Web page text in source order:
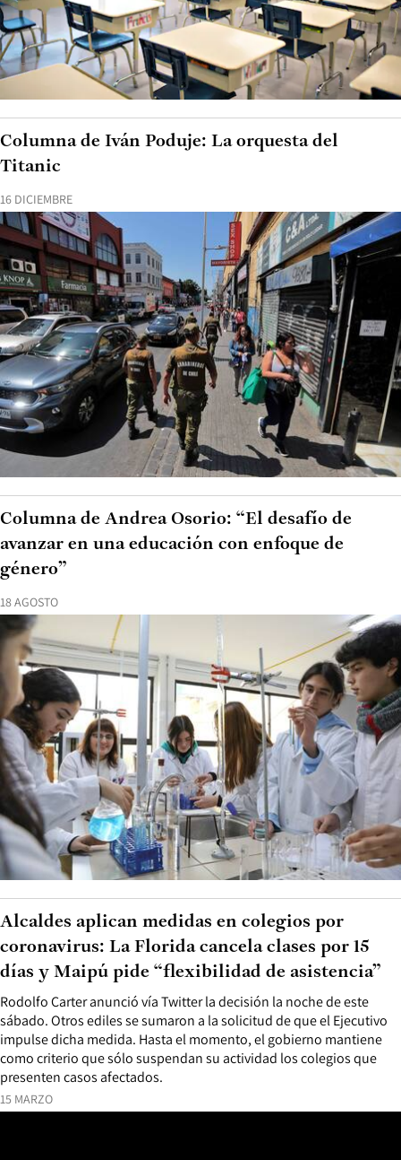
16 DICIEMBRE
Columna de Iván Poduje: La orquesta del
Titanic
18 AGOSTO
Columna de Andrea Osorio: “El desafío de
avanzar en una educación con enfoque de
género”
15 MARZO
Rodolfo Carter anunció vía Twitter la decisión la noche de este
sábado. Otros ediles se sumaron a la solicitud de que el Ejecutivo
impulse dicha medida. Hasta el momento, el gobierno mantiene
como criterio que sólo suspendan su actividad los colegios que
presenten casos afectados.
Alcaldes aplican medidas en colegios por
coronavirus: La Florida cancela clases por 15
días y Maipú pide “flexibilidad de asistencia”